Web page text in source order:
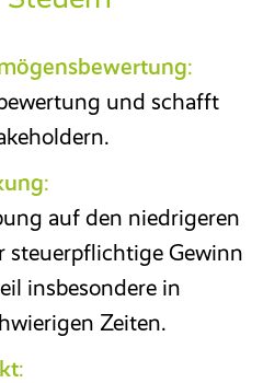
:
und schafft
:
auf den niedrigeren
steuerpflichtige Gewinn
insbesondere in
Zeiten.
: